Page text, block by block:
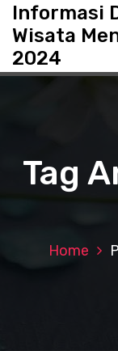
t
Informasi
Wisata
2024
Tag
Home